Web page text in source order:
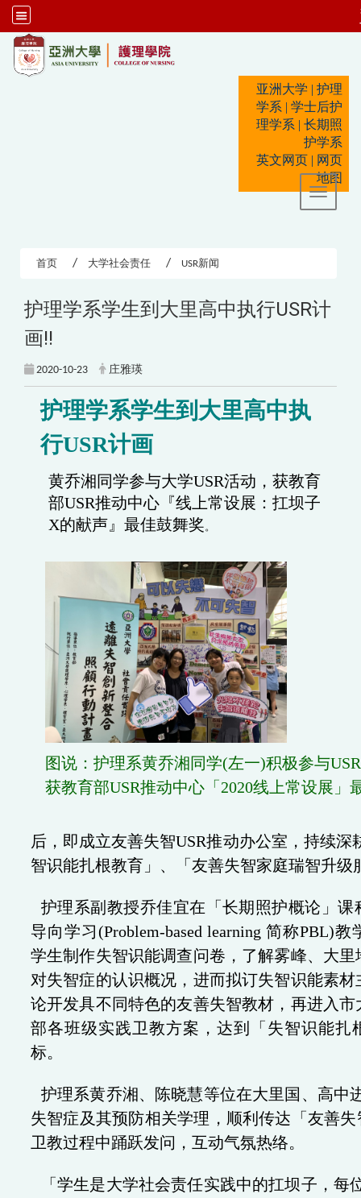
亚洲大学 | 护理
学系 | 学士后护
理学系 | 长期照
护学系
英文网页 | 网页
地图
Toggle
首页 大学社会责任 USR新闻
护理学系学生到大里高中执行USR计
画!!
2020-10-23 庄雅瑛
护理学系学生到大里高中执
行USR计画
黄乔湘同学参与大学USR活动，获教育
部USR推动中心『线上常设展：扛坝子
X的献声』最佳鼓舞奖 。
图说： 护理系黄乔湘同学(左一)积极参与
获教育部USR推动中心「2020线上常设展」
后，即成立友善失智USR推动办公室，持续
智识能扎根教育」、「友善失智家庭瑞智升
护理系副教授乔佳宜在「长期照护概论」课
导向学习(Problem-based learning 简称PBL)
学生制作失智识能调查问卷，了解雾峰、大里
对失智症的认识概况，进而拟订失智识能素材
论开发具不同特色的友善失智教材，再进入市
部各班级实践卫教方案，达到「失智识能扎
标。
护理系黄乔湘、陈晓慧等位在大里国、高中
失智症及其预防相关学理，顺利传达「友善
卫教过程中踊跃发问，互动气氛热络。
「学生是大学社会责任实践中的扛坝子，